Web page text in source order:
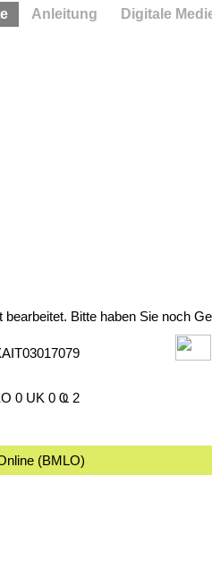
Bitte haben Sie noch
0 UK 0 Ҩ 2
(BMLO)
Anleitung Digitale